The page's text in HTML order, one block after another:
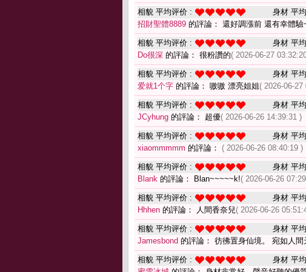
相貌 平均评价 : 身材 平
招財聖體8889 的評論： 還好調漲前 還有幸體
相貌 平均评价 : 身材 平
Do很深 的評論： 很粉讚的( 2026-06-27
相貌 平均评价 : 身材 平
爱就1个字 的評論： 嗷嗷 漂亮姐姐( 2026-06-27
相貌 平均评价 : 身材 平
JCyhung 的評論： 超優( 2026-06-26 14:39:31 )
相貌 平均评价 : 身材 平
xiaommmmm 的評論： ( 2026-06-26 08:40:19 )
相貌 平均评价 : 身材 平
Blank 的評論： Blan~~~~~k!( 2026-06-26
相貌 平均评价 : 身材 平
Hhhen 的評論： 人間香奈兒( 2026-06-26
相貌 平均评价 : 身材 平
Jamesbond 的評論： 彷彿置身仙境。 宛如人間
相貌 平均评价 : 身材 平